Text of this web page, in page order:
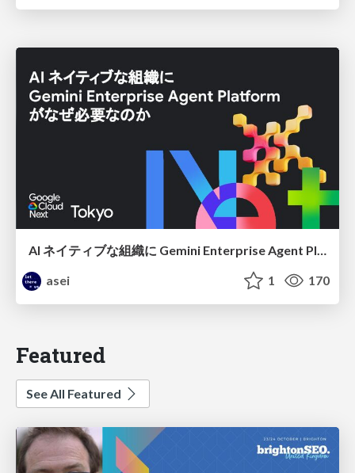
AI ネイティブな組織に Gemini Enterprise Agent Platform がなぜ必要なのか
asei
1 170
Featured
See All Featured